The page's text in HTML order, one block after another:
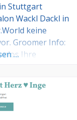
Stuttgart
Wackl Dackl in
keine
Groomer Info:
Ihre
teilen Sie Ihre
innen!
…